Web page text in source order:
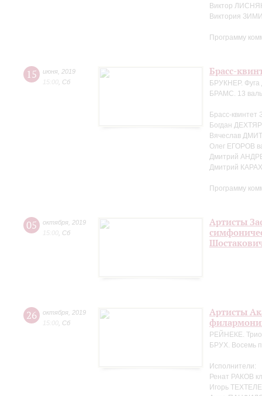
Виктор
Виктория
Программу
15 июня 2019
15:00 Сб
Брасс-
БРУКНЕР. Фуга
БРАМС. 13
Брасс-квинтет
Богдан
Вячеслав
Олег ЕГОРОВ
Дмитрий
Дмитрий
Программу
05 октября 2019
15:00 Сб
Артисты
26 октября 2019
15:00 Сб
Артисты
РЕЙНЕКЕ. Трио
БРУХ. Восемь
Исполнители:
Ренат РАКОВ
Игорь